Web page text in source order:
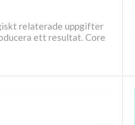
relaterade uppgifter
ett resultat. Core